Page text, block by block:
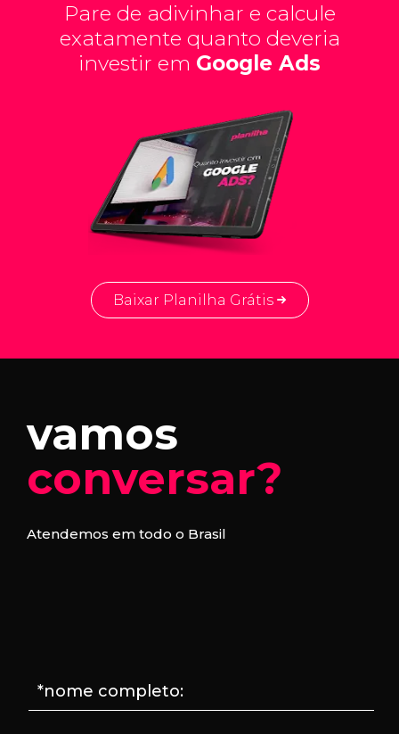
Pare de adivinhar e calcule
exatamente quanto deveria
investir em Google Ads
Baixar Planilha Grátis
vamos
conversar?
Atendemos em todo o Brasil
*nome completo: